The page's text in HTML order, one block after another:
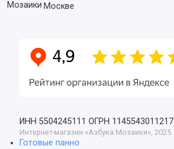
Москве
ИНН 5504245111 ОГРН 1145543011217
Интернет-магазин «Азбука Мозаики», 2025
Готовые панно